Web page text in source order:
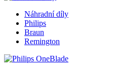
Náhradní díly
Philips
Braun
Remington